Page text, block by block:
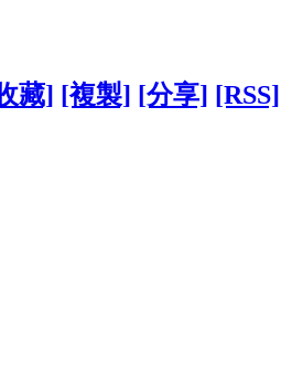
藏] [複製] [分享] [RSS]